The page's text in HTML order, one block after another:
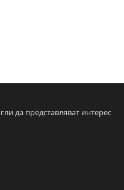
да представляват интерес